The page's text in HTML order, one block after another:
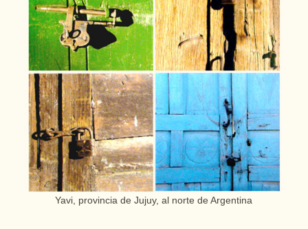
Yavi, provincia de Jujuy, al norte de Argentina